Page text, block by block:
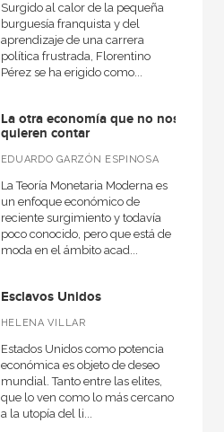
Surgido al calor de la pequeña
burguesía franquista y del
aprendizaje de una carrera
política frustrada, Florentino
Pérez se ha erigido como...
La otra economía que no nos
quieren contar
EDUARDO GARZÓN ESPINOSA
La Teoría Monetaria Moderna es
un enfoque económico de
reciente surgimiento y todavía
poco conocido, pero que está de
moda en el ámbito acad...
Esclavos Unidos
HELENA VILLAR
Estados Unidos como potencia
económica es objeto de deseo
mundial. Tanto entre las elites,
que lo ven como lo más cercano
a la utopía del li...